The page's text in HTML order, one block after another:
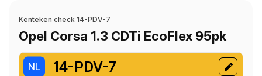
Kenteken check 14-PDV-7
Opel Corsa 1.3 CDTi EcoFlex 95pk
NL 14-PDV-7